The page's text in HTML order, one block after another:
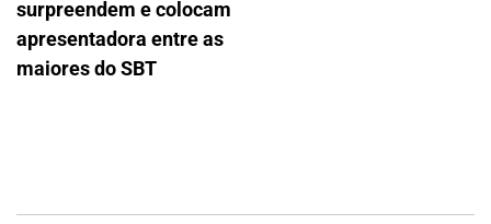
surpreendem e colocam
apresentadora entre as
maiores do SBT